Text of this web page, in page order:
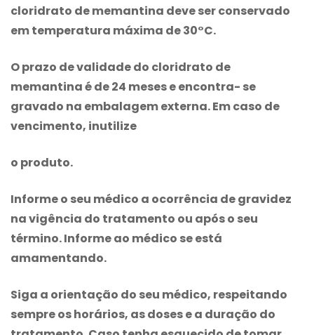
cloridrato de memantina deve ser conservado
em temperatura máxima de 30°C.
O prazo de validade do cloridrato de
memantinaé de 24 meses e encontra- se
gravado na embalagem externa. Em caso de
vencimento, inutilize
o produto.
Informe o seu médico a ocorrência de gravidez
na vigência do tratamento ou após o seu
término. Informe ao médico se está
amamentando.
Siga a orientação do seu médico, respeitando
sempre os horários, as doses e a duração do